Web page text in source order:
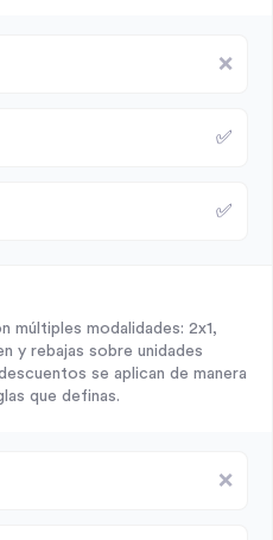
❌
✅
✅
múltiples modalidades: 2x1,
y rebajas sobre unidades
se aplican de manera
que definas.
❌